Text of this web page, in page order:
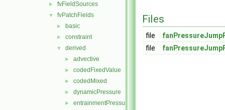
► fvFieldSources
▼ fvPatchFields
► basic
► constraint
▼ derived
► advective
► codedFixedValue
► codedMixed
► dynamicPressure
► entrainmentPressure
Files
file
file